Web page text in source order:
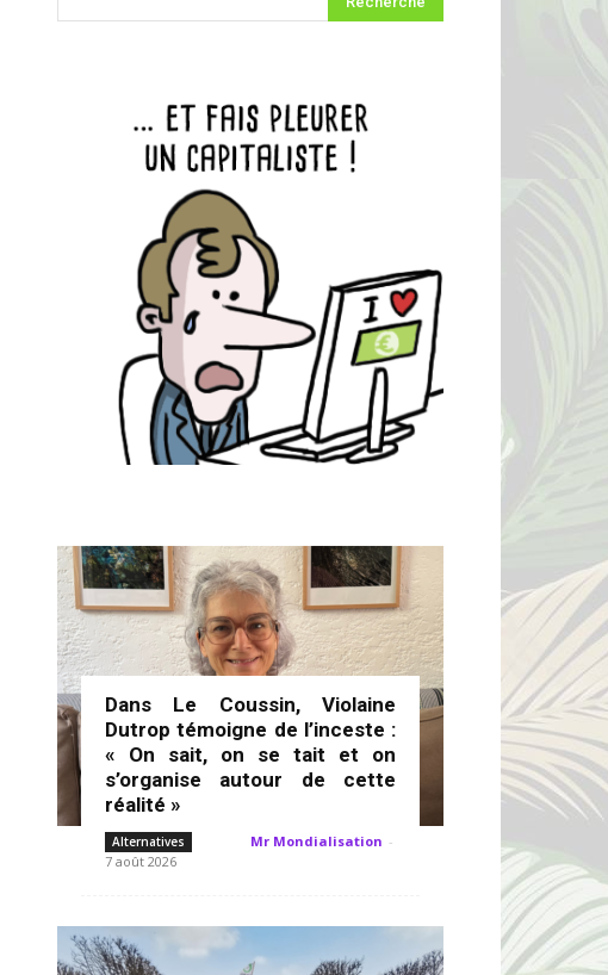
Dans Le Coussin, Violaine
Dutrop témoigne de l’inceste :
« On sait, on se tait et on
s’organise autour de cette
réalité »
Alternatives Mr Mondialisation -
7 août 2026